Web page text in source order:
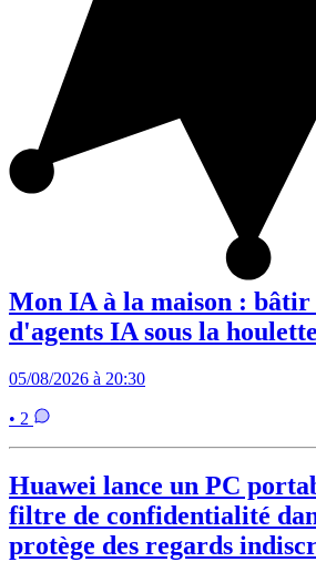
Mon IA à la maison : bâtir
d'agents IA sous la
05/08/2026 à 20:30
• 2
Huawei lance un PC
filtre de confidentialité
protège des regards